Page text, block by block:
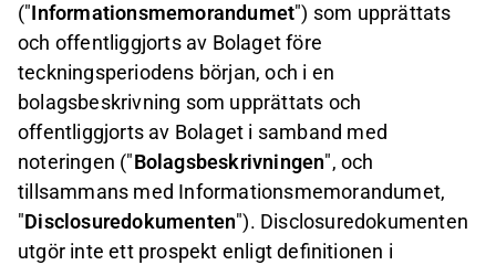
("Informationsmemorandumet") som upprättats
och offentliggjorts av Bolaget före
teckningsperiodens början, och i en
bolagsbeskrivning som upprättats och
offentliggjorts av Bolaget i samband med
noteringen ("Bolagsbeskrivningen", och
tillsammans med Informationsmemorandumet,
"Disclosuredokumenten"). Disclosuredokumenten
utgör inte ett prospekt enligt definitionen i